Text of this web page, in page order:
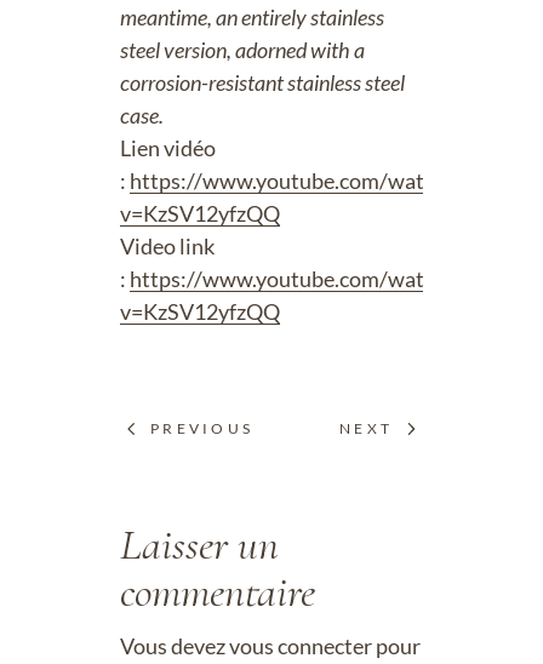
meantime, an entirely stainless
steel version, adorned with a
corrosion-resistant stainless steel
case.
Lien vidéo
: https://www.youtube.com/watch?
v=KzSV12yfzQQ
Video link
: https://www.youtube.com/watch?
v=KzSV12yfzQQ
PREVIOUS NEXT
Laisser un
commentaire
Vous devezvous connecterpour